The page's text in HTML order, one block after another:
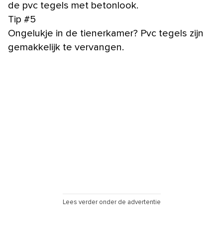
de pvc tegels met betonlook.
Tip #5
Ongelukje in de tienerkamer? Pvc tegels zijn
gemakkelijk te vervangen.
Lees verder onder de advertentie